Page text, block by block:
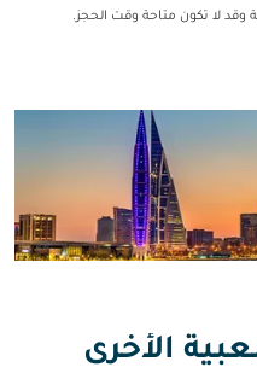
الأخرى